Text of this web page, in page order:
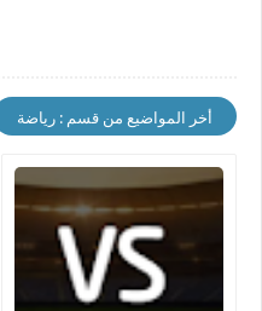
أخر المواضيع من قسم : رياضة